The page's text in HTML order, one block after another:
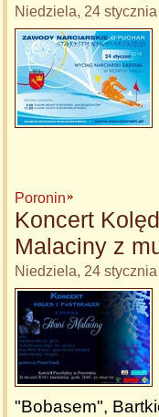
Niedziela, 24
Poronin
Koncert
Malaciny z
Niedziela, 24
"Bobasem",